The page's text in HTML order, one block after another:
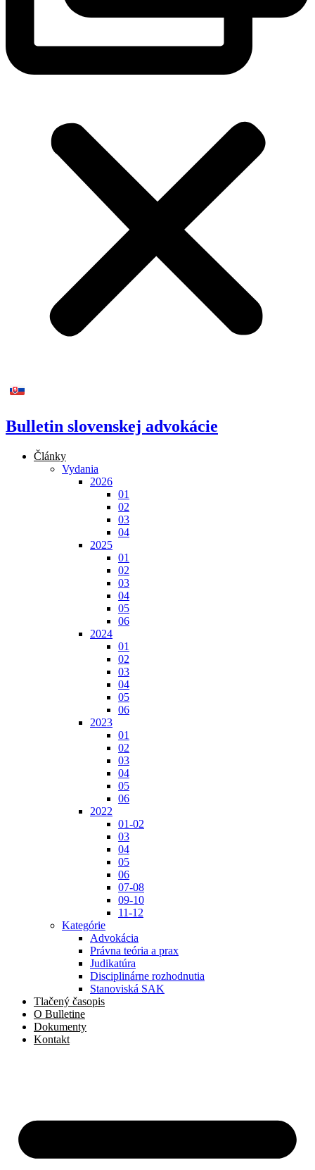
Bulletin slovenskej advokácie
Články
Vydania
2026
01
02
03
04
2025
01
02
03
04
05
06
2024
01
02
03
04
05
06
2023
01
02
03
04
05
06
2022
01-02
03
04
05
06
07-08
09-10
11-12
Kategórie
Advokácia
Právna teória a prax
Judikatúra
Disciplinárne rozhodnutia
Stanoviská SAK
Tlačený časopis
O Bulletine
Dokumenty
Kontakt